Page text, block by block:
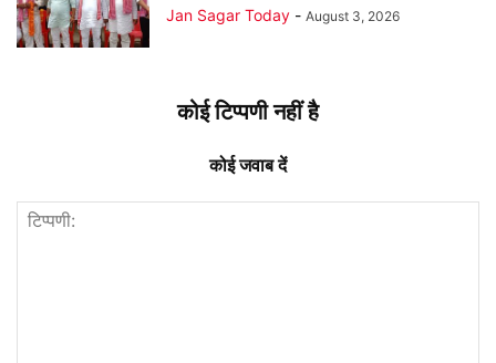
Jan Sagar Today - August 3, 2026
कोई टिप्पणी नहीं है
कोई जवाब दें